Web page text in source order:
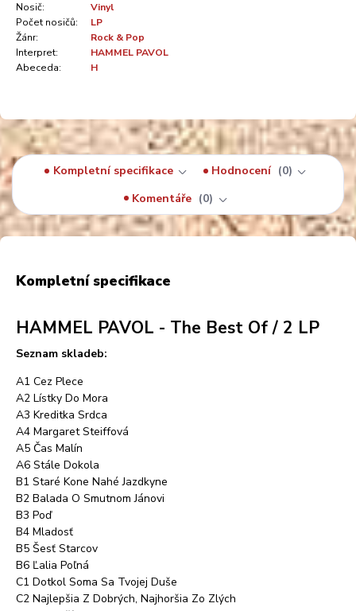
Nosič:
Vinyl
Počet nosičů:
LP
Žánr:
Rock & Pop
Interpret:
HAMMEL PAVOL
Abeceda:
H
Kompletní specifikace Hodnocení
0
Komentáře
0
Kompletní specifikace
HAMMEL PAVOL - The Best Of / 2 LP
Seznam skladeb:
A1 Cez Plece
A2 Lístky Do Mora
A3 Kreditka Srdca
A4 Margaret Steiffová
A5 Čas Malín
A6 Stále Dokola
B1 Staré Kone Nahé Jazdkyne
B2 Balada O Smutnom Jánovi
B3 Poď
B4 Mladosť
B5 Šesť Starcov
B6 Ľalia Poľná
C1 Dotkol Soma Sa Tvojej Duše
C2 Najlepšia Z Dobrých, Najhoršia Zo Zlých